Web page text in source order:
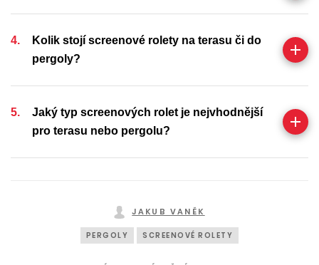
Kolik stojí screenové rolety na terasu či do
pergoly?
Jaký typ screenových rolet je nejvhodnější
pro terasu nebo pergolu?
JAKUB VANĚK
PERGOLY SCREENOVÉ ROLETY